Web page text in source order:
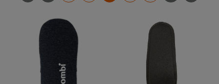
ママロン マルゴット ミニマグランデ
【共通部品】ＩＳＯＦＩＸキャップ・すーすーファン・
ロッキングクリップ・ギボシ
【共通部品】ベースカバー・サポートレッグ